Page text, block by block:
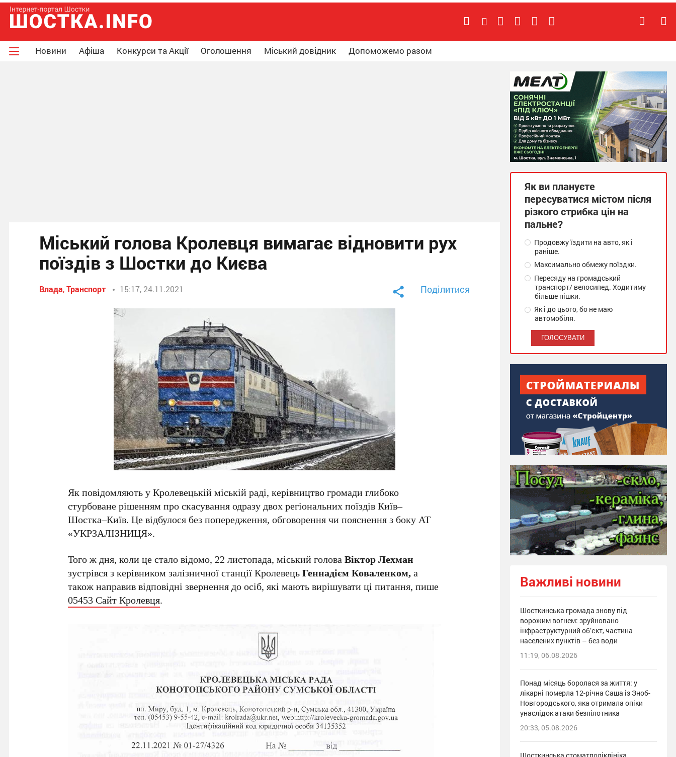
Новини Афіша Конкурси та Акції Оголошення Міський довідник Допоможемо разом
Міський голова Кролевця вимагає відновити рух
поїздів з Шостки до Києва
Влада,Транспорт 15:17, 24.11.2021 Поділитися
Як повідомляють у Кролевецькій міській раді, керівництво громади глибоко
стурбоване рішенням про скасування одразу двох регіональних поїздів Київ–
Шостка–Київ. Це відбулося без попередження, обговорення чи пояснення з боку АТ
«УКРЗАЛІЗНИЦЯ».
Того ж дня, коли це стало відомо, 22 листопада, міський головаВіктор Лехман
зустрівся з керівником залізничної станції КролевецьГеннадієм Коваленком,а
також направив відповідні звернення до осіб, які мають вирішувати ці питання, пише
05453 Сайт Кролевця.
Як ви плануєте
пересуватися містом після
різкого стрибка цін на
пальне?
Продовжу їздити на авто, як і
раніше.
Максимально обмежу поїздки.
Пересяду на громадський
транспорт/ велосипед. Ходитиму
більше пішки.
Як і до цього, бо не маю
автомобіля.
Важливі новини
Шосткинська громада знову під
ворожим вогнем: зруйновано
інфраструктурний об’єкт, частина
населених пунктів – без води
11:19, 06.08.2026
Понад місяць боролася за життя: у
лікарні померла 12-річна Саша із Зноб-
Новгородського, яка отримала опіки
унаслідок атаки безпілотника
20:33, 05.08.2026